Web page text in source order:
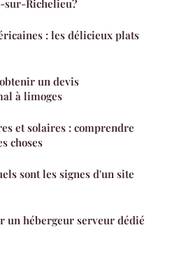
sur-Richelieu?
: les délicieux plats
un devis
à limoges
et solaires : comprendre
choses
sont les signes d'un site
un hébergeur serveur dédié